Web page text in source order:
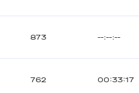
873 --:--:--
762 00:33:17